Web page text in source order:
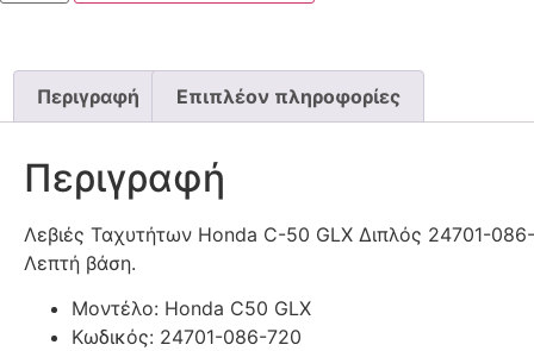
Περιγραφή Επιπλέον πληροφορίες
Περιγραφή
Λεβιές Ταχυτήτων Honda C-50 GLX Διπλός 24701-
Λεπτή βάση.
Μοντέλο: Honda C50 GLX
Κωδικός: 24701-086-720